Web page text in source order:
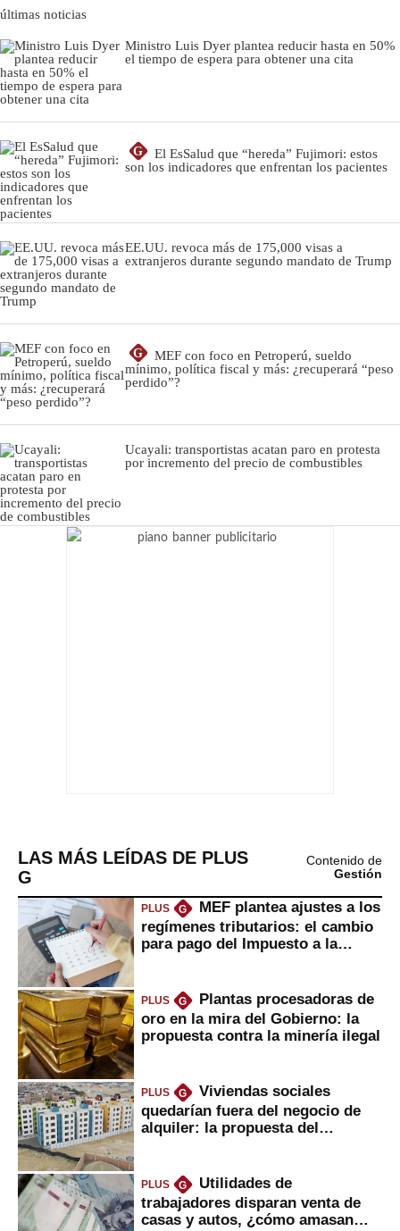
últimas noticias
Ministro Luis Dyer plantea reducir hasta en 50%
el tiempo de espera para obtener una cita
G
El EsSalud que “hereda” Fujimori: estos
son los indicadores que enfrentan los pacientes
EE.UU. revoca más de 175,000 visas a
extranjeros durante segundo mandato de Trump
G
MEF con foco en Petroperú, sueldo
mínimo, política fiscal y más: ¿recuperará “peso
perdido”?
Ucayali: transportistas acatan paro en protesta
por incremento del precio de combustibles
LAS MÁS LEÍDAS DE PLUS
G
Contenido de
Gestión
PLUS G
MEF plantea ajustes a los
regímenes tributarios: el cambio
para pago del Impuesto a la
PLUS G
Plantas procesadoras de
oro en la mira del Gobierno: la
propuesta contra la minería ilegal
PLUS G
Viviendas sociales
quedarían fuera del negocio de
alquiler: la propuesta del
PLUS G
Utilidades de
trabajadores disparan venta de
casas y autos, ¿cómo amasan